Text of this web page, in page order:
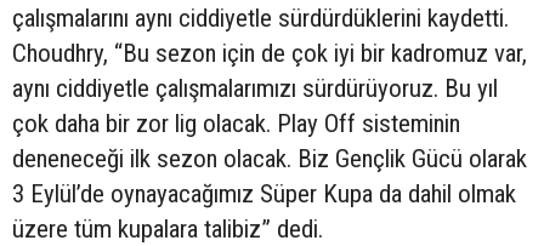
çalışmalarını aynı ciddiyetle sürdürdüklerini kaydetti.
Choudhry, “Bu sezon için de çok iyi bir kadromuz var,
aynı ciddiyetle çalışmalarımızı sürdürüyoruz. Bu yıl
çok daha bir zor lig olacak. Play Off sisteminin
deneneceği ilk sezon olacak. Biz Gençlik Gücü olarak
3 Eylül’de oynayacağımız Süper Kupa da dahil olmak
üzere tüm kupalara talibiz” dedi.